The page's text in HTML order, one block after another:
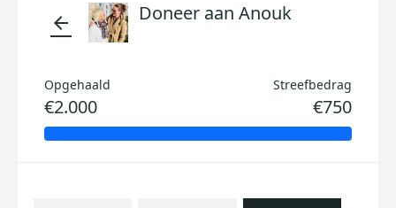
arrow_back Doneer aan Anouk
Opgehaald
€2.000
Streefbedrag
€750